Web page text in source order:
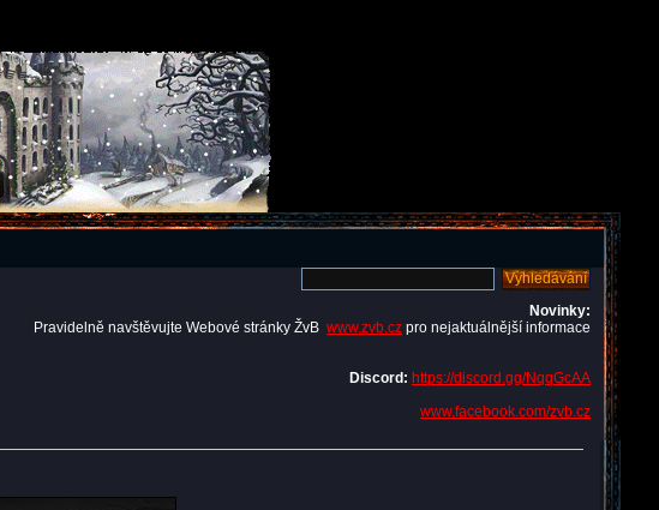
Novinky:
Pravidelně navštěvujte Webové stránky ŽvB www.zvb.cz pro nejaktuálnější informace
Discord: https://discord.gg/NqqGcAA
www.facebook.com/zvb.cz